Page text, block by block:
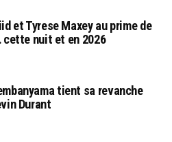
et Tyrese Maxey au prime de
cette nuit et en 2026
tient sa revanche
Durant